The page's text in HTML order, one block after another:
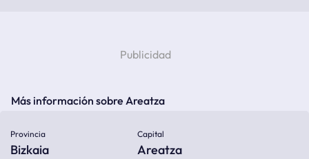
Más información sobre Areatza
Provincia
Bizkaia
Capital
Areatza